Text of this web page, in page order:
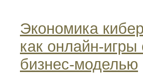
Экономика
как онлайн-игры
бизнес‑моделью